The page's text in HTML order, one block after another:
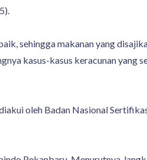
sehingga makanan yang
kasus-kasus keracunan yang
oleh Badan Nasional